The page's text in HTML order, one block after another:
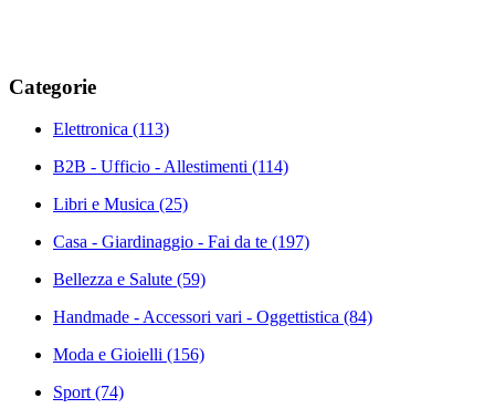
Categorie
Elettronica (113)
B2B - Ufficio - Allestimenti (114)
Libri e Musica (25)
Casa - Giardinaggio - Fai da te (197)
Bellezza e Salute (59)
Handmade - Accessori vari - Oggettistica (84)
Moda e Gioielli (156)
Sport (74)